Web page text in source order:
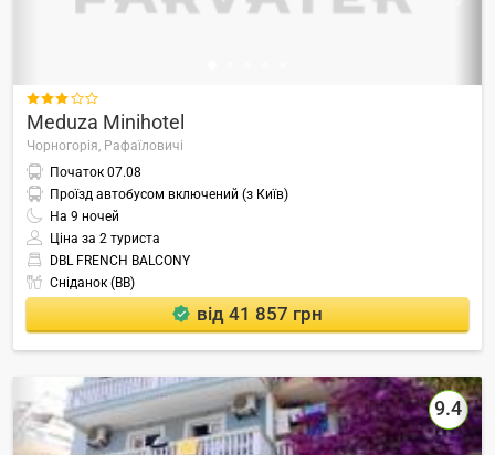

Meduza Minihotel
Чорногорія, Рафаїловичі
Початок 07.08
Проїзд автобусом включений (з Київ)
На 9 ночей
Ціна за 2 туриста
DBL FRENCH BALCONY
Сніданок (BB)
від 41 857 грн
9.4